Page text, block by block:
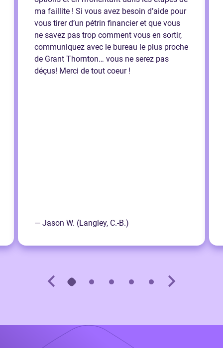
ma faillite ! Si vous avez besoin d’aide pour
vous tirer d’un pétrin financier et que vous
ne savez pas trop comment vous en sortir,
communiquez avec le bureau le plus proche
de Grant Thornton… vous ne serez pas
déçus! Merci de tout coeur !
— Jason W. (Langley, C.-B.)